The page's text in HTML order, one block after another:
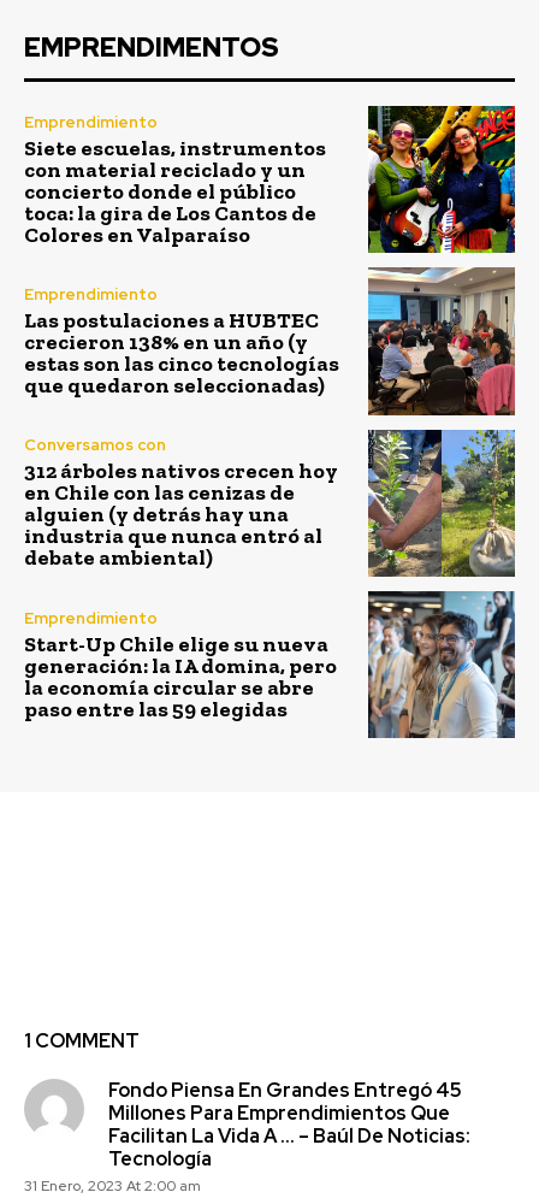
EMPRENDIMENTOS
Emprendimiento
Siete escuelas, instrumentos
con material reciclado y un
concierto donde el público
toca: la gira de Los Cantos de
Colores en Valparaíso
Emprendimiento
Las postulaciones a HUBTEC
crecieron 138% en un año (y
estas son las cinco tecnologías
que quedaron seleccionadas)
Conversamos con
312 árboles nativos crecen hoy
en Chile con las cenizas de
alguien (y detrás hay una
industria que nunca entró al
debate ambiental)
Emprendimiento
Start-Up Chile elige su nueva
generación: la IA domina, pero
la economía circular se abre
paso entre las 59 elegidas
1 COMMENT
Fondo Piensa En Grandes Entregó 45
Millones Para Emprendimientos Que
Facilitan La Vida A … – Baúl De Noticias:
Tecnología
31 Enero, 2023 At 2:00 am